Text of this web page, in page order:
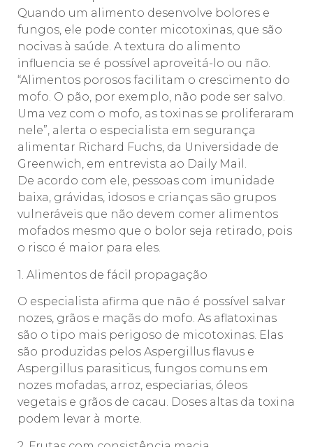
Quando um alimento desenvolve bolores e
fungos, ele pode conter micotoxinas, que são
nocivas à saúde. A textura do alimento
influencia se é possível aproveitá-lo ou não.
“Alimentos porosos facilitam o crescimento do
mofo. O pão, por exemplo, não pode ser salvo.
Uma vez com o mofo, as toxinas se proliferaram
nele”, alerta o especialista em segurança
alimentar Richard Fuchs, da Universidade de
Greenwich, em entrevista ao Daily Mail.
De acordo com ele, pessoas com imunidade
baixa, grávidas, idosos e crianças são grupos
vulneráveis que não devem comer alimentos
mofados mesmo que o bolor seja retirado, pois
o risco é maior para eles.
1. Alimentos de fácil propagação
O especialista afirma que não é possível salvar
nozes, grãos e maçãs do mofo. As aflatoxinas
são o tipo mais perigoso de micotoxinas. Elas
são produzidas pelos Aspergillus flavus e
Aspergillus parasiticus, fungos comuns em
nozes mofadas, arroz, especiarias, óleos
vegetais e grãos de cacau. Doses altas da toxina
podem levar à morte.